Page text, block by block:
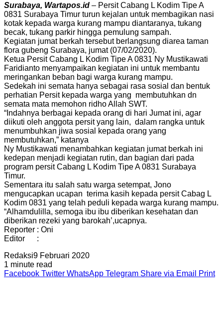
Surabaya, Wartapos.id – Persit Cabang L Kodim Tipe A
0831 Surabaya Timur turun kejalan untuk membagikan nasi
kotak kepada warga kurang mampu diantaranya, tukang
becak, tukang parkir hingga pemulung sampah.
Kegiatan jumat berkah tersebut berlangsung diarea taman
flora gubeng Surabaya, jumat (07/02/2020).
Ketua Persit Cabang L Kodim Tipe A 0831 Ny Mustikawati
Faridianto menyampaikan kegiatan ini untuk membantu
meringankan beban bagi warga kurang mampu.
Sedekah ini semata hanya sebagai rasa sosial dan bentuk
perhatian Persit kepada warga yang membutuhkan dn
semata mata memohon ridho Allah SWT.
“Indahnya berbagai kepada orang di hari Jumat ini, agar
diikuti oleh anggota persit yang lain, dalam rangka untuk
menumbuhkan jiwa sosial kepada orang yang
membutuhkan,” katanya
Ny Mustikawati menambahkan kegiatan jumat berkah ini
kedepan menjadi kegiatan rutin, dan bagian dari pada
program persit Cabang L Kodim Tipe A 0831 Surabaya
Timur.
Sementara itu salah satu warga setempat, Jono
mengucapkan ucapan terima kasih kepada persit Cabag L
Kodim 0831 yang telah peduli kepada warga kurang mampu.
“Alhamdulilla, semoga ibu ibu diberikan kesehatan dan
diberikan rezeki yang barokah’,ucapnya.
Reporter : Oni
Editor :
Redaksi9 Februari 2020
1 minute read
Facebook Twitter WhatsApp Telegram Share via Email Print